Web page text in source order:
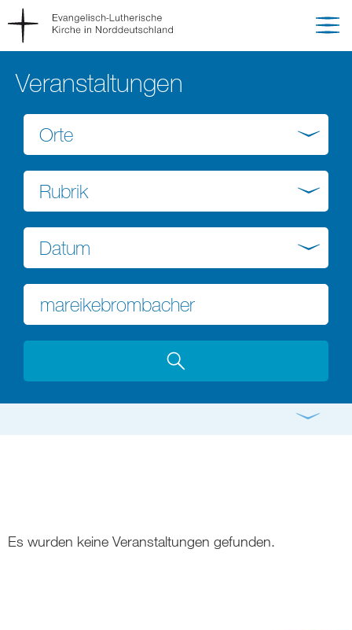
Veranstaltungen
Orte
Rubrik
Datum
Es wurden keine Veranstaltungen gefunden.